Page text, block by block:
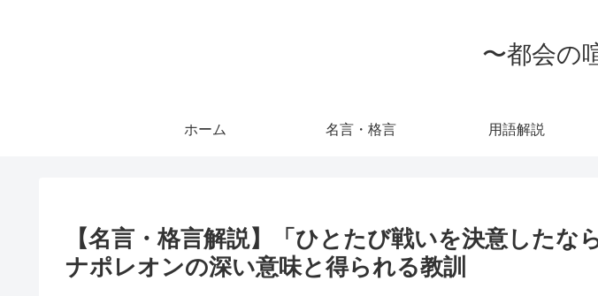
〜都会の
ホーム 名言・格言 用語解説
【名言・格言解説】「ひとたび戦いを決意した
ナポレオンの深い意味と得られる教訓